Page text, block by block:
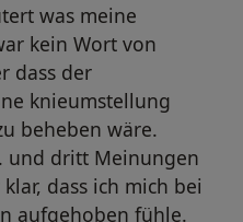
was meine
kein Wort von
dass der
knieumstellung
beheben wäre.
und dritt Meinungen
dass ich mich bei
aufgehoben fühle.